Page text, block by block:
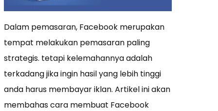
Dalam pemasaran, Facebook merupakan
tempat melakukan pemasaran paling
strategis. tetapi kelemahannya adalah
terkadang jika ingin hasil yang lebih tinggi
anda harus membayar iklan. Artikel ini akan
membahas cara membuat Facebook